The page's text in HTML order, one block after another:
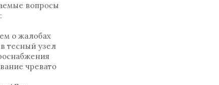
вопросы
о жалобах
тесный узел
чревато